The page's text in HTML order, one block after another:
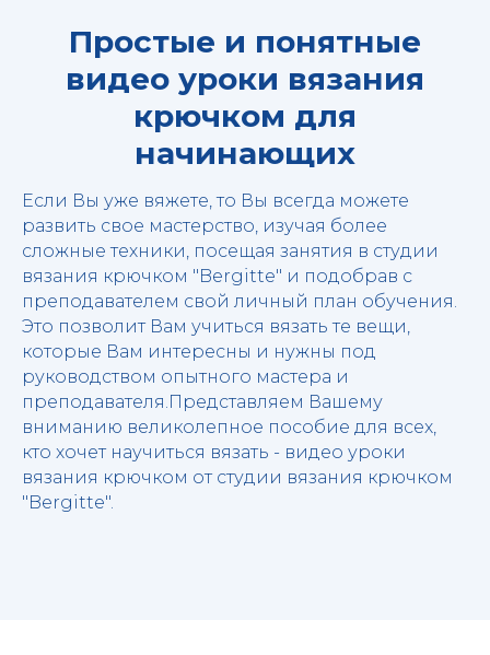
Простые и понятные
видео уроки вязания
крючком для
начинающих
Если Вы уже вяжете, то Вы всегда можете
развить свое мастерство, изучая более
сложные техники, посещая занятия в студии
вязания крючком "Bergitte" и подобрав с
преподавателем свой личный план обучения.
Это позволит Вам учиться вязать те вещи,
которые Вам интересны и нужны под
руководством опытного мастера и
преподавателя.Представляем Вашему
вниманию великолепное пособие для всех,
кто хочет научиться вязать - видео уроки
вязания крючком от студии вязания крючком
"Bergitte"